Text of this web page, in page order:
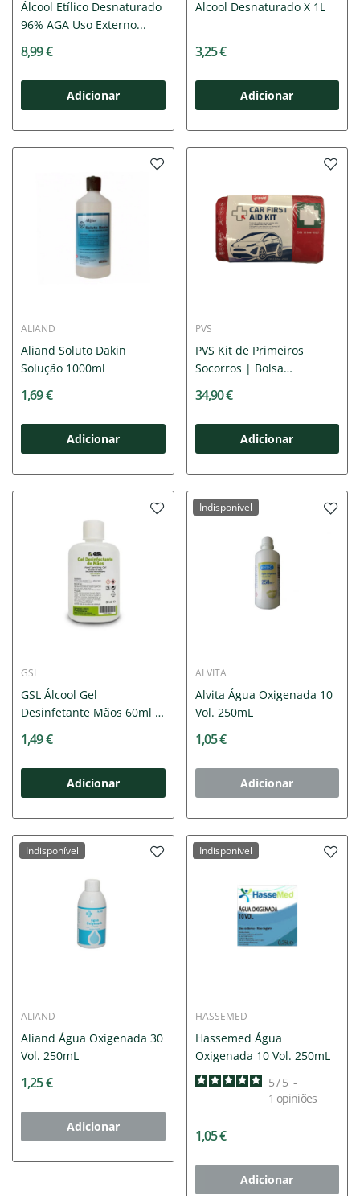
Álcool Etílico Desnaturado
96% AGA Uso Externo...
8,99 €
Adicionar
Alcool Desnaturado X 1L
3,25 €
Adicionar
ALIAND
Aliand Soluto Dakin
Solução 1000ml
1,69 €
Adicionar
PVS
PVS Kit de Primeiros
Socorros | Bolsa
34,90 €
Adicionar
GSL
GSL Álcool Gel
Desinfetante Mãos 60ml |
1,49 €
Adicionar
Indisponível
ALVITA
Alvita Água Oxigenada 10
Vol. 250mL
1,05 €
Adicionar
Indisponível
ALIAND
Aliand Água Oxigenada 30
Vol. 250mL
1,25 €
Adicionar
Indisponível
HASSEMED
Hassemed Água
Oxigenada 10 Vol. 250mL
5/ 5 -
1 opiniões
1,05 €
Adicionar